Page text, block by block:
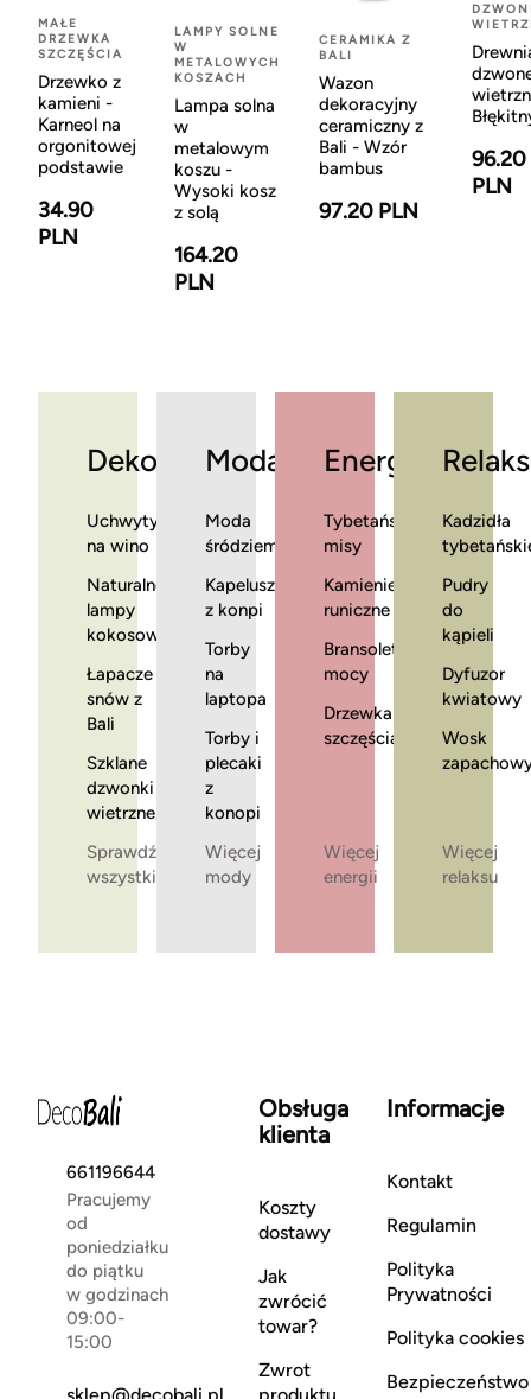
MAŁE
DRZEWKA
SZCZĘŚCIA
Drzewko z
kamieni -
Karneol na
orgonitowej
podstawie
34.90
PLN
LAMPY SOLNE
W
METALOWYCH
KOSZACH
Lampa solna
w
metalowym
koszu -
Wysoki kosz
z solą
164.20
PLN
CERAMIKA Z
BALI
Wazon
dekoracyjny
ceramiczny z
Bali - Wzór
bambus
97.20 PLN
96.20
PLN
Dekoracje
Uchwyty
na wino
Naturalne
lampy
kokosowe
Łapacze
snów z
Bali
Szklane
dzwonki
wietrzne
Sprawdź
wszystkie
Moda
Moda
śródziemnomorska
Kapelusze
z konpi
Torby
na
laptopa
Torby i
plecaki
z
konopi
Więcej
mody
Energia
Tybetańskie
misy
Kamienie
runiczne
Bransoletki
mocy
Drzewka
szczęścia
Więcej
energii
Relaks
Kadzidła
Pudry
do
kąpieli
Dyfuzor
kwiatowy
Wosk
Więcej
relaksu
661196644
Pracujemy
od
poniedziałku
do piątku
w godzinach
09:00-
15:00
Obsługa
klienta
Koszty
dostawy
Jak
zwrócić
towar?
Zwrot
Informacje
Kontakt
Regulamin
Polityka
Prywatności
Polityka cookies
Bezpieczeństwo